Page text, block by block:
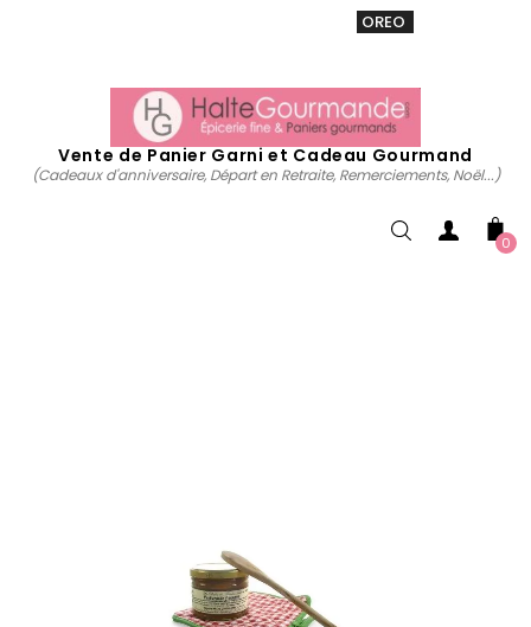
OREO
Vente de Panier Garni et Cadeau Gourmand
(Cadeaux d'anniversaire, Départ en Retraite, Remerciements, Noël...)
0